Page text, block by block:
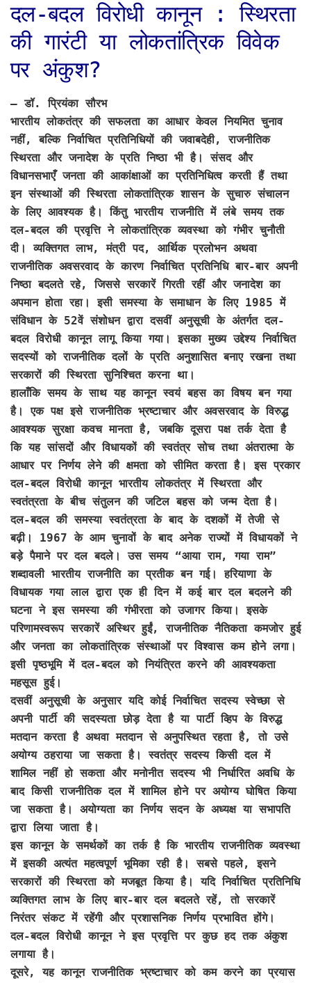
दल-बदल विरोधी कानून : स्थिरता
की गारंटी या लोकतांत्रिक विवेक
पर अंकुश?
– डॉ. प्रियंका सौरभ
भारतीय लोकतंत्र की सफलता का आधार केवल नियमित चुनाव
नहीं, बल्कि निर्वाचित प्रतिनिधियों की जवाबदेही, राजनीतिक
स्थिरता और जनादेश के प्रति निष्ठा भी है। संसद और
विधानसभाएँ जनता की आकांक्षाओं का प्रतिनिधित्व करती हैं तथा
इन संस्थाओं की स्थिरता लोकतांत्रिक शासन के सुचारु संचालन
के लिए आवश्यक है। किंतु भारतीय राजनीति में लंबे समय तक
दल-बदल की प्रवृत्ति ने लोकतांत्रिक व्यवस्था को गंभीर चुनौती
दी। व्यक्तिगत लाभ, मंत्री पद, आर्थिक प्रलोभन अथवा
राजनीतिक अवसरवाद के कारण निर्वाचित प्रतिनिधि बार-बार अपनी
निष्ठा बदलते रहे, जिससे सरकारें गिरती रहीं और जनादेश का
अपमान होता रहा। इसी समस्या के समाधान के लिए 1985 में
संविधान के 52वें संशोधन द्वारा दसवीं अनुसूची के अंतर्गत दल-
बदल विरोधी कानून लागू किया गया। इसका मुख्य उद्देश्य निर्वाचित
सदस्यों को राजनीतिक दलों के प्रति अनुशासित बनाए रखना तथा
सरकारों की स्थिरता सुनिश्चित करना था।
हालाँकि समय के साथ यह कानून स्वयं बहस का विषय बन गया
है। एक पक्ष इसे राजनीतिक भ्रष्टाचार और अवसरवाद के विरुद्ध
आवश्यक सुरक्षा कवच मानता है, जबकि दूसरा पक्ष तर्क देता है
कि यह सांसदों और विधायकों की स्वतंत्र सोच तथा अंतरात्मा के
आधार पर निर्णय लेने की क्षमता को सीमित करता है। इस प्रकार
दल-बदल विरोधी कानून भारतीय लोकतंत्र में स्थिरता और
स्वतंत्रता के बीच संतुलन की जटिल बहस को जन्म देता है।
दल-बदल की समस्या स्वतंत्रता के बाद के दशकों में तेजी से
बढ़ी। 1967 के आम चुनावों के बाद अनेक राज्यों में विधायकों ने
बड़े पैमाने पर दल बदले। उस समय “आया राम, गया राम”
शब्दावली भारतीय राजनीति का प्रतीक बन गई। हरियाणा के
विधायक गया लाल द्वारा एक ही दिन में कई बार दल बदलने की
घटना ने इस समस्या की गंभीरता को उजागर किया। इसके
परिणामस्वरूप सरकारें अस्थिर हुईं, राजनीतिक नैतिकता कमजोर हुई
और जनता का लोकतांत्रिक संस्थाओं पर विश्वास कम होने लगा।
इसी पृष्ठभूमि में दल-बदल को नियंत्रित करने की आवश्यकता
महसूस हुई।
दसवीं अनुसूची के अनुसार यदि कोई निर्वाचित सदस्य स्वेच्छा से
अपनी पार्टी की सदस्यता छोड़ देता है या पार्टी व्हिप के विरुद्ध
मतदान करता है अथवा मतदान से अनुपस्थित रहता है, तो उसे
अयोग्य ठहराया जा सकता है। स्वतंत्र सदस्य किसी दल में
शामिल नहीं हो सकता और मनोनीत सदस्य भी निर्धारित अवधि के
बाद किसी राजनीतिक दल में शामिल होने पर अयोग्य घोषित किया
जा सकता है। अयोग्यता का निर्णय सदन के अध्यक्ष या सभापति
द्वारा लिया जाता है।
इस कानून के समर्थकों का तर्क है कि भारतीय राजनीतिक व्यवस्था
में इसकी अत्यंत महत्वपूर्ण भूमिका रही है। सबसे पहले, इसने
सरकारों की स्थिरता को मजबूत किया है। यदि निर्वाचित प्रतिनिधि
व्यक्तिगत लाभ के लिए बार-बार दल बदलते रहें, तो सरकारें
निरंतर संकट में रहेंगी और प्रशासनिक निर्णय प्रभावित होंगे।
दल-बदल विरोधी कानून ने इस प्रवृत्ति पर कुछ हद तक अंकुश
लगाया है।
दूसरे, यह कानून राजनीतिक भ्रष्टाचार को कम करने का प्रयास